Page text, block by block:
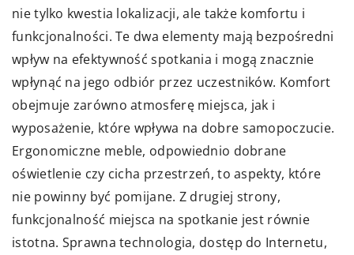
nie tylko kwestia lokalizacji, ale także komfortu i
funkcjonalności. Te dwa elementy mają bezpośredni
wpływ na efektywność spotkania i mogą znacznie
wpłynąć na jego odbiór przez uczestników. Komfort
obejmuje zarówno atmosferę miejsca, jak i
wyposażenie, które wpływa na dobre samopoczucie.
Ergonomiczne meble, odpowiednio dobrane
oświetlenie czy cicha przestrzeń, to aspekty, które
nie powinny być pomijane. Z drugiej strony,
funkcjonalność miejsca na spotkanie jest równie
istotna. Sprawna technologia, dostęp do Internetu,